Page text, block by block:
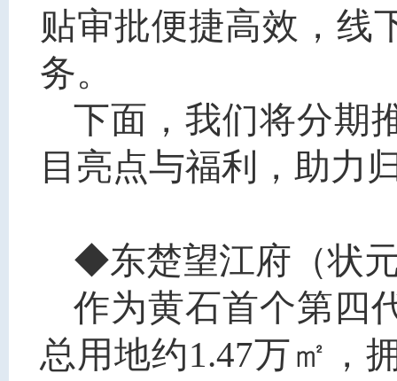
贴审批便捷高效，线
务。
下面，我们将分期
目亮点与福利，助力
◆东楚望江府（状
作为黄石首个第四
总用地约1.47万㎡，